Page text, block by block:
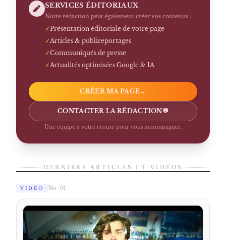
SERVICES ÉDITORIAUX
Notre rédaction peut également créer vos contenus :
✓Présentation éditoriale de votre page
✓ Articles & publireportages
✓Communiqués de presse
✓ Actualités optimisées Google & IA
CRÉER MA PAGE→
CONTACTER LA RÉDACTION💬
Une équipe à votre écoute pour vous accompagner.
DERNIERS ARTICLES ET VIDÉOS
VIDÉO No. 01